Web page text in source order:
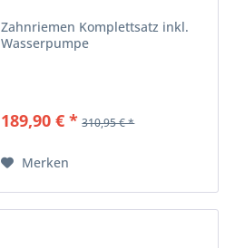
Zahnriemen Komplettsatz inkl.
Wasserpumpe
189,90 € * 310,95 € *
Merken